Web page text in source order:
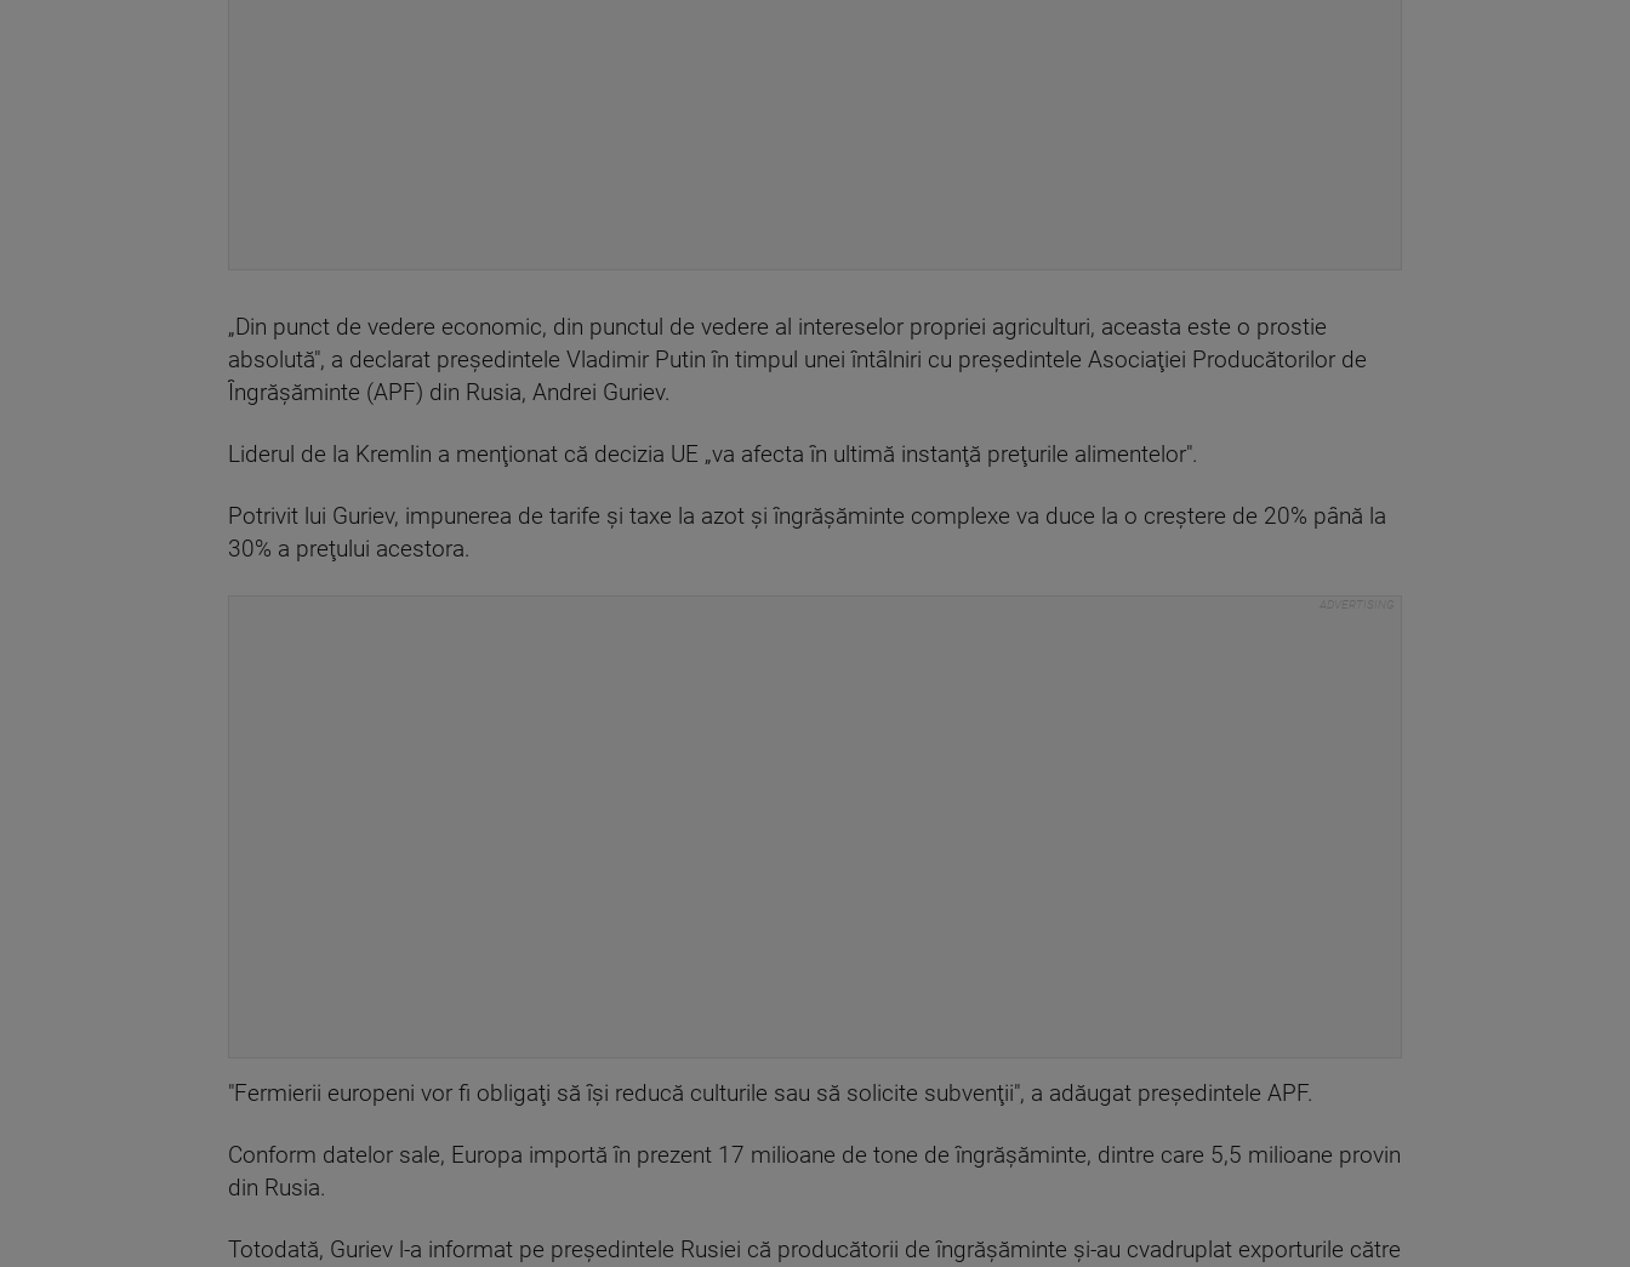
„Din punct de vedere economic, din punctul de vedere al intereselor propriei agriculturi, aceasta este o prostie
absolută", a declarat preşedintele Vladimir Putin în timpul unei întâlniri cu preşedintele Asociaţiei Producătorilor de
Îngrăşăminte (APF) din Rusia, Andrei Guriev.
Liderul de la Kremlin a menţionat că decizia UE „va afecta în ultimă instanţă preţurile alimentelor".
Potrivit lui Guriev, impunerea de tarife şi taxe la azot şi îngrăşăminte complexe va duce la o creştere de 20% până la
30% a preţului acestora.
"Fermierii europeni vor fi obligaţi să îşi reducă culturile sau să solicite subvenţii", a adăugat preşedintele APF.
Conform datelor sale, Europa importă în prezent 17 milioane de tone de îngrăşăminte, dintre care 5,5 milioane provin
din Rusia.
Totodată, Guriev l-a informat pe preşedintele Rusiei că producătorii de îngrăşăminte şi-au cvadruplat exporturile către